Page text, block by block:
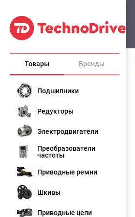
Товары Бренды
Подшипники
Редукторы
Электродвигатели
Преобразователи
частоты
Приводные ремни
Шкивы
Приводные цепи